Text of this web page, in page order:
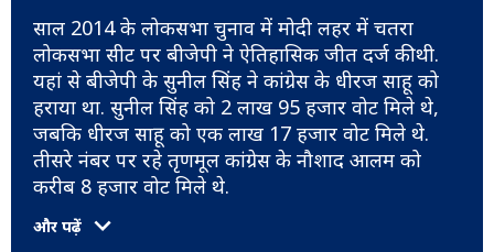
साल 2014 के लोकसभा चुनाव में मोदी लहर में चतरा
लोकसभा सीट पर बीजेपी ने ऐतिहासिक जीत दर्ज की थी.
यहां से बीजेपी के सुनील सिंह ने कांग्रेस के धीरज साहू को
हराया था. सुनील सिंह को 2 लाख 95 हजार वोट मिले थे,
जबकि धीरज साहू को एक लाख 17 हजार वोट मिले थे.
तीसरे नंबर पर रहे तृणमूल कांग्रेस के नौशाद आलम को
करीब 8 हजार वोट मिले थे.
और पढ़ें